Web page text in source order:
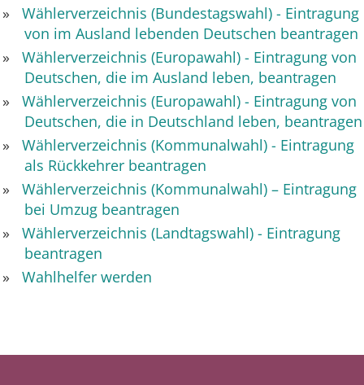
Wählerverzeichnis (Bundestagswahl) - Eintragung
von im Ausland lebenden Deutschen beantragen
Wählerverzeichnis (Europawahl) - Eintragung von
Deutschen, die im Ausland leben, beantragen
Wählerverzeichnis (Europawahl) - Eintragung von
Deutschen, die in Deutschland leben, beantragen
Wählerverzeichnis (Kommunalwahl) - Eintragung
als Rückkehrer beantragen
Wählerverzeichnis (Kommunalwahl) – Eintragung
bei Umzug beantragen
Wählerverzeichnis (Landtagswahl) - Eintragung
beantragen
Wahlhelfer werden